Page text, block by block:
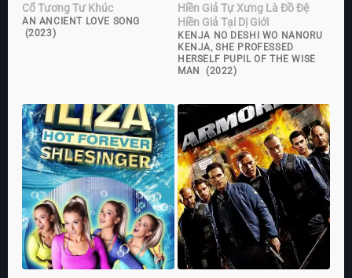
Cổ Tương Tư Khúc
AN ANCIENT LOVE SONG
(2023)
Hiền Giả Tự Xưng Là Đồ Đệ
Hiền Giả Tại Dị Giới
KENJA NO DESHI WO NANORU
KENJA, SHE PROFESSED
HERSELF PUPIL OF THE WISE
MAN (2022)